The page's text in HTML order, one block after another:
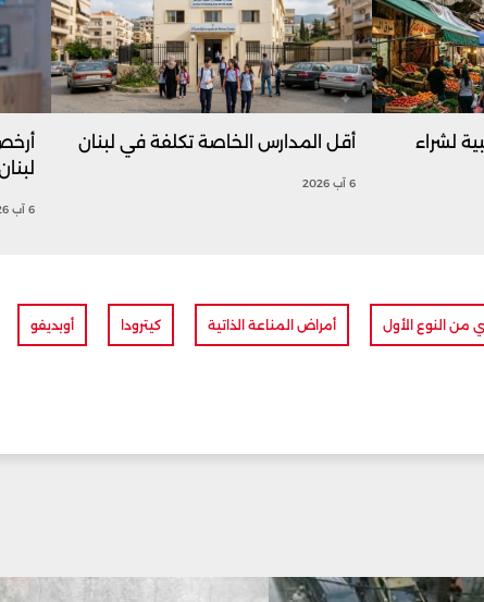
لشراء
أقل المدارس الخاصة تكلفة في لبنان
6 آب 2026
6 آب 2026
من النوع الأول أمراض المناعة الذاتية كيترودا أوبديفو